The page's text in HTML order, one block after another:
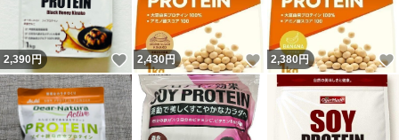
2,390円 いいね！
2,430円 いいね！
2,380円